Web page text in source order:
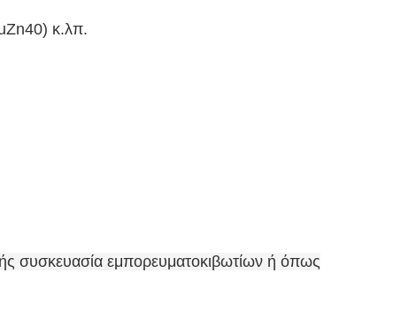
κ.λπ.
συσκευασία εμπορευματοκιβωτίων ή όπως